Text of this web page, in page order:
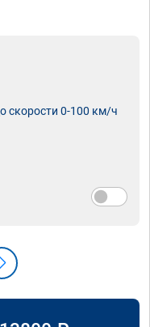
скорости 0-100 км/ч